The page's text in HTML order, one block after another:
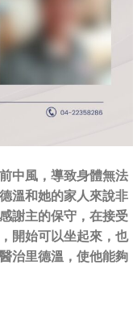
中風，導致身體無法
溫和她的家人來說非
謝主的保守，在接受
開始可以坐起來，也
治里德溫，使他能夠